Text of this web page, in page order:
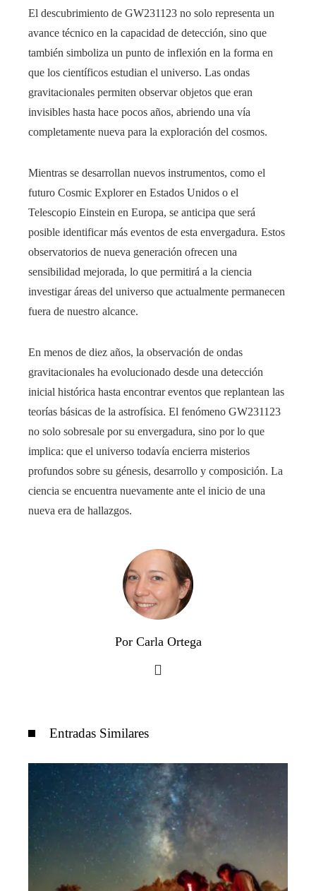
El descubrimiento de GW231123 no solo representa un
avance técnico en la capacidad de detección, sino que
también simboliza un punto de inflexión en la forma en
que los científicos estudian el universo. Las ondas
gravitacionales permiten observar objetos que eran
invisibles hasta hace pocos años, abriendo una vía
completamente nueva para la exploración del cosmos.
Mientras se desarrollan nuevos instrumentos, como el
futuro Cosmic Explorer en Estados Unidos o el
Telescopio Einstein en Europa, se anticipa que será
posible identificar más eventos de esta envergadura. Estos
observatorios de nueva generación ofrecen una
sensibilidad mejorada, lo que permitirá a la ciencia
investigar áreas del universo que actualmente permanecen
fuera de nuestro alcance.
En menos de diez años, la observación de ondas
gravitacionales ha evolucionado desde una detección
inicial histórica hasta encontrar eventos que replantean las
teorías básicas de la astrofísica. El fenómeno GW231123
no solo sobresale por su envergadura, sino por lo que
implica: que el universo todavía encierra misterios
profundos sobre su génesis, desarrollo y composición. La
ciencia se encuentra nuevamente ante el inicio de una
nueva era de hallazgos.
Por Carla Ortega
Entradas Similares